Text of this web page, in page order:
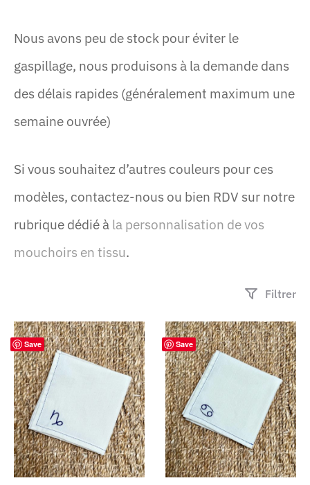
Nous avons peu de stock pour éviter le
gaspillage, nous produisons à la demande dans
des délais rapides (généralement maximum une
semaine ouvrée)
Si vous souhaitez d’autres couleurs pour ces
modèles, contactez-nous ou bien RDV sur notre
rubrique dédié à la personnalisation de vos
mouchoirs en tissu.
Filtrer
Save Save